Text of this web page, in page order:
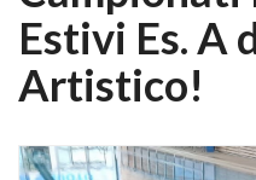
Estivi Es. A
Artistico!